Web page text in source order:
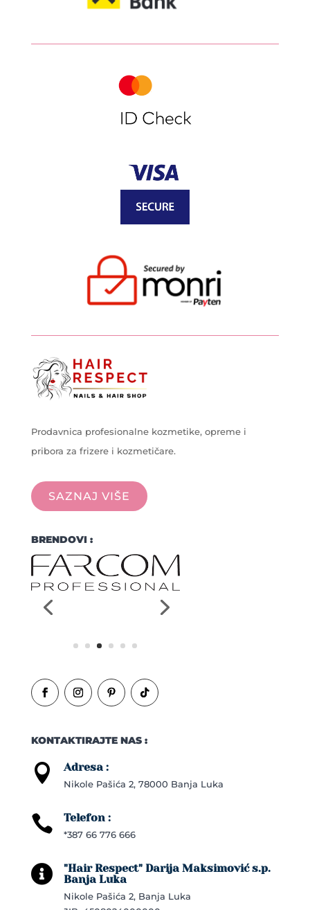
Prodavnica profesionalne kozmetike, opreme i
pribora za frizere i kozmetičare.
SAZNAJ VIŠE
BRENDOVI :
KONTAKTIRAJTE NAS :
 Adresa :
Nikole Pašića 2, 78000 Banja Luka
 Telefon :
*387 66 776 666

"Hair Respect" Darija Maksimović s.p.
Banja Luka
Nikole Pašića 2, Banja Luka